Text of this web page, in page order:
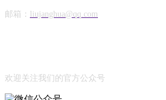
邮箱： liujanghua@qq.com
欢迎关注我们的官方公众号